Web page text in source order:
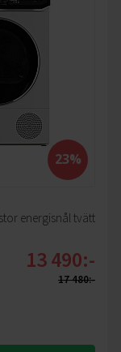
23%
energisnål tvätt
13 490:-
17 480:-